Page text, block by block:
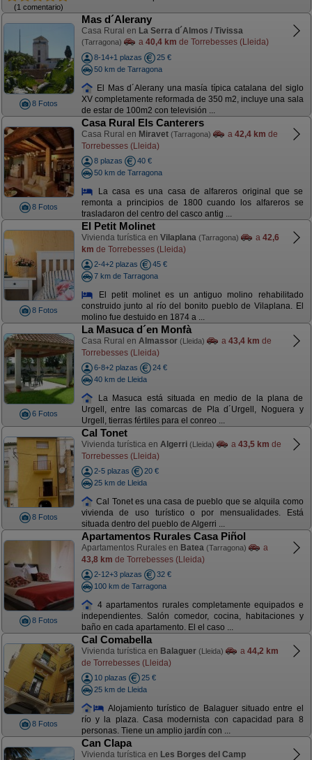
(1 comentario)
8 Fotos
Mas d´Alerany
Casa Rural en La Serra d´Almos / Tivissa
(Tarragona) a 40,4 km de Torrebesses (Lleida)
8-14+1 plazas
25 €
50 km de Tarragona
El Mas d´Alerany una masía típica catalana del siglo
XV completamente reformada de 350 m2, incluye una sala
de estar de 100m2 con televisión ...
8 Fotos
Casa Rural Els Canterers
Casa Rural en Miravet (Tarragona) a 42,4 km de
Torrebesses (Lleida)
8 plazas
40 €
50 km de Tarragona
La casa es una casa de alfareros original que se
remonta a principios de 1800 cuando los alfareros se
trasladaron del centro del casco antig ...
8 Fotos
El Petit Molinet
Vivienda turística en Vilaplana (Tarragona) a 42,6
km de Torrebesses (Lleida)
2-4+2 plazas
45 €
7 km de Tarragona
El petit molinet es un antiguo molino rehabilitado
construido junto al río del bonito pueblo de Vilaplana. El
molino fue destuido en 1874 a ...
6 Fotos
La Masuca d´en Monfà
Casa Rural en Almassor (Lleida) a 43,4 km de
Torrebesses (Lleida)
6-8+2 plazas
24 €
40 km de Lleida
La Masuca está situada en medio de la plana de
Urgell, entre las comarcas de Pla d´Urgell, Noguera y
Urgell, tierras fértiles para el conreo ...
8 Fotos
Cal Tonet
Vivienda turística en Algerri (Lleida) a 43,5 km de
Torrebesses (Lleida)
2-5 plazas
20 €
25 km de Lleida
Cal Tonet es una casa de pueblo que se alquila como
vivienda de uso turístico o por mensualidades. Está
situada dentro del pueblo de Algerri ...
8 Fotos
Apartamentos Rurales Casa Piñol
Apartamentos Rurales en Batea (Tarragona)
a
43,8 km de Torrebesses (Lleida)
2-12+3 plazas
32 €
100 km de Tarragona
4 apartamentos rurales completamente equipados e
independientes. Salón comedor, cocina, habitaciones y
baño en cada apartamento. El el caso ...
8 Fotos
Cal Comabella
Vivienda turística en Balaguer (Lleida) a 44,2 km
de Torrebesses (Lleida)
10 plazas
25 €
25 km de Lleida
Alojamiento turístico de Balaguer situado entre el
río y la plaza. Casa modernista con capacidad para 8
personas. Tiene un amplio jardín con ...
Can Clapa
Vivienda turística en Les Borges del Camp